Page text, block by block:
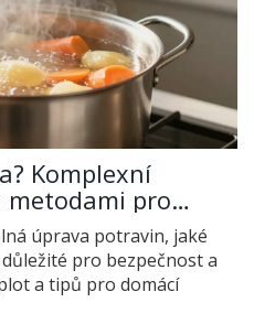
Komplexní
metodami pro
úprava potravin, jaké
pro bezpečnost a
a tipů pro domácí